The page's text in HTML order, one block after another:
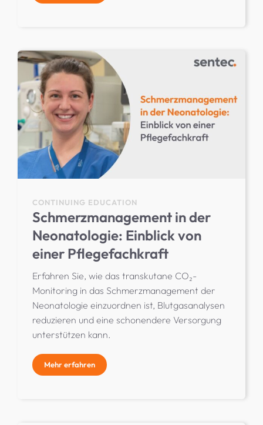
CONTINUING EDUCATION
Schmerzmanagement in der
Neonatologie: Einblick von
einer Pflegefachkraft
Erfahren Sie, wie das transkutane CO₂-
Monitoring in das Schmerzmanagement der
Neonatologie einzuordnen ist, Blutgasanalysen
reduzieren und eine schonendere Versorgung
unterstützen kann.
Mehr erfahren